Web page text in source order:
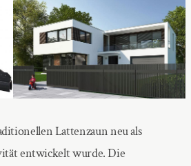
Lattenzaun neu als
entwickelt wurde. Die